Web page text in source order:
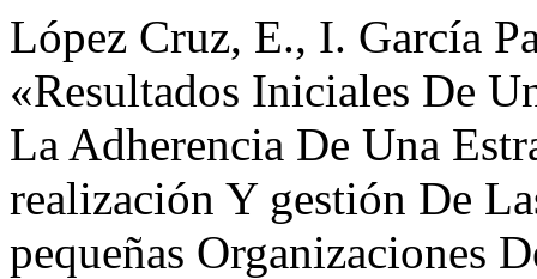
López Cruz, E., I. García
«Resultados Iniciales De
La Adherencia De Una
realización Y gestión De
pequeñas Organizaciones